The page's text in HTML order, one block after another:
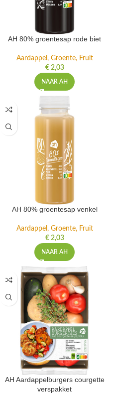
AH 80% groentesap rode biet
Aardappel, Groente, Fruit
€2,03
NAAR AH
AH 80% groentesap venkel
Aardappel, Groente, Fruit
€2,03
NAAR AH
AH Aardappelburgers courgette
verspakket